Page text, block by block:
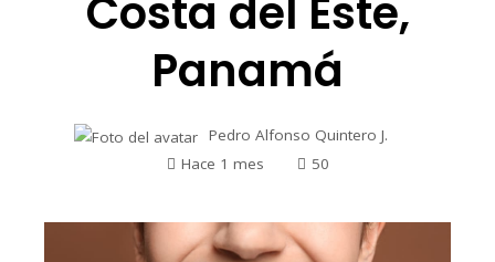
Costa del Este,
Panamá
Pedro Alfonso Quintero J.
Hace 1 mes
50